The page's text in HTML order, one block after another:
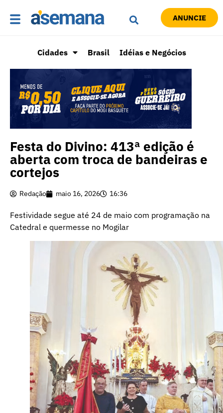
ANUNCIE
Cidades Brasil Idéias e Negócios
Festa do Divino: 413ª edição é
aberta com troca de bandeiras e
cortejos
Redação maio 16, 2026 16:36
Festividade segue até 24 de maio com programação na
Catedral e quermesse no Mogilar